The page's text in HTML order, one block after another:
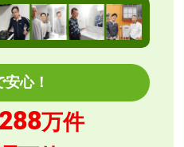
切でしたか？
したか？
したか？
心！
288万件